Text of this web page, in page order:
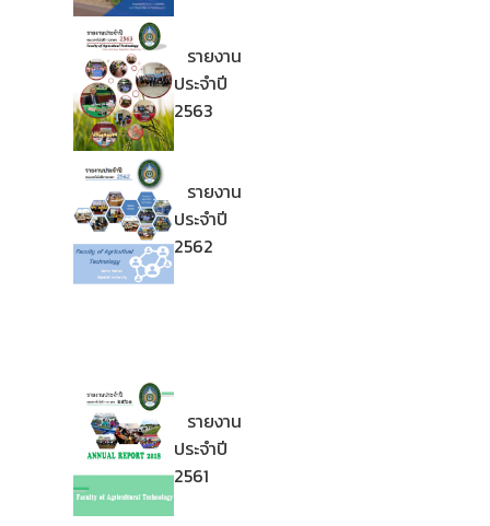
รายงาน
ประจำปี
2563
รายงาน
ประจำปี
2562
รายงาน
ประจำปี
2561